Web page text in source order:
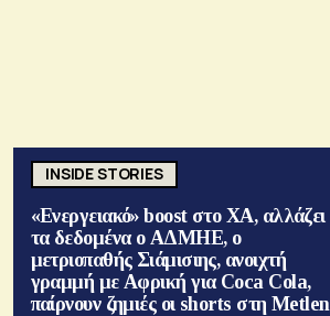
INSIDE STORIES
«Ενεργειακό» boost στο ΧΑ, αλλάζει
τα δεδομένα ο ΑΔΜΗΕ, ο
μετριοπαθής Σιάμισιης, ανοιχτή
γραμμή με Αφρική για Coca Cola,
παίρνουν ζημιές οι shorts στη Metlen